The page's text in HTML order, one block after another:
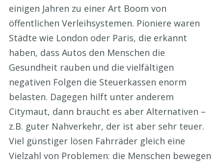
einigen Jahren zu einer Art Boom von
öffentlichen Verleihsystemen. Pioniere waren
Städte wie London oder Paris, die erkannt
haben, dass Autos den Menschen die
Gesundheit rauben und die vielfältigen
negativen Folgen die Steuerkassen enorm
belasten. Dagegen hilft unter anderem
Citymaut, dann braucht es aber Alternativen –
z.B. guter Nahverkehr, der ist aber sehr teuer.
Viel günstiger lösen Fahrräder gleich eine
Vielzahl von Problemen: die Menschen bewegen